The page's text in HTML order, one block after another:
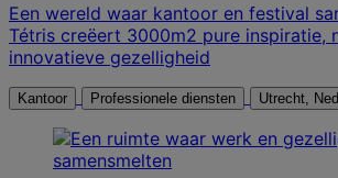
Een wereld waar kantoor en festival
Tétris creëert 3000m2 pure inspiratie,
innovatieve gezelligheid
Kantoor Professionele diensten